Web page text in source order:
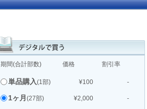
期間(合計部数) 価格 割引率
単品購入(1部) ¥100 -
1ヶ月 (27部) ¥2,000 -